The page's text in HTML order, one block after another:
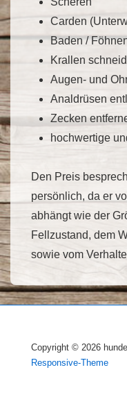
Carden
Baden /
Krallen
Augen- und
Analdrüsen
Zecken
hochwertige
Den Preis
persönlich, da er
abhängt wie der
Fellzustand, dem
sowie vom
Copyright © 2026
Responsive-Theme